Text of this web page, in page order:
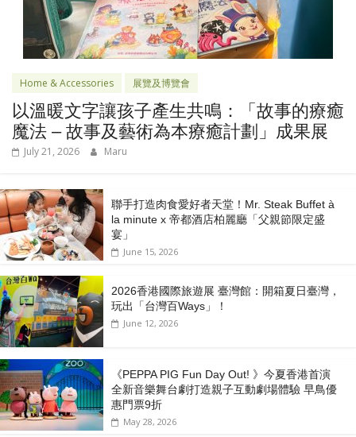
Home & Accessories 展覽及博覽會
以溫暖文字讓孩子產生共鳴：「故事的療癒
魔法 – 故事及藝術為本療癒計劃」成果展
July 21, 2026 Maru
聯手打造肉食愛好者天堂！Mr. Steak Buffet à
la minute x 帝都酒店柏麗廳「⽗親節限定盛
宴」
June 15, 2026
2026香港國際旅遊展 臺灣館：開箱夏日臺灣，
玩出「台灣百Ways」！
June 12, 2026
《PEPPA PIG Fun Day Out! 》今夏香港首演
全新音樂舞台劇打造親子互動劇場體驗 早鳥優
惠門票9折
May 28, 2026